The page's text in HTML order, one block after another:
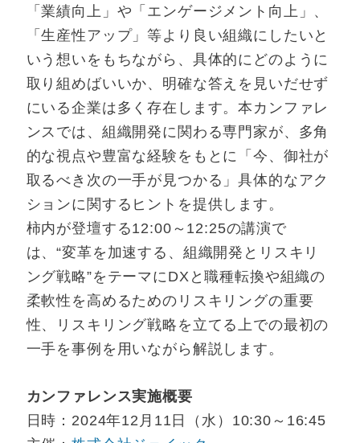
「業績向上」や「エンゲージメント向上」、
「生産性アップ」等より良い組織にしたいと
いう想いをもちながら、具体的にどのように
取り組めばいいか、明確な答えを見いだせず
にいる企業は多く存在します。本カンファレ
ンスでは、組織開発に関わる専門家が、多角
的な視点や豊富な経験をもとに「今、御社が
取るべき次の一手が見つかる」具体的なアク
ションに関するヒントを提供します。
柿内が登壇する12:00～12:25の講演で
は、“変革を加速する、組織開発とリスキリ
ング戦略”をテーマにDXと職種転換や組織の
柔軟性を高めるためのリスキリングの重要
性、リスキリング戦略を立てる上での最初の
一手を事例を用いながら解説します。
カンファレンス実施概要
日時：2024年12月11日（水）10:30～16:45